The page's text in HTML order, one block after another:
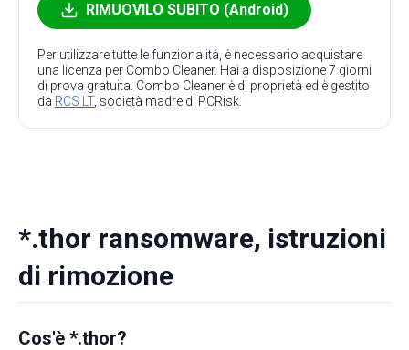
RIMUOVILO SUBITO (Android)
Per utilizzare tutte le funzionalità, è necessario acquistare
una licenza per Combo Cleaner. Hai a disposizione 7 giorni
di prova gratuita. Combo Cleaner è di proprietà ed è gestito
da RCS LT, società madre di PCRisk.
*.thor ransomware, istruzioni
di rimozione
Cos'è *.thor?